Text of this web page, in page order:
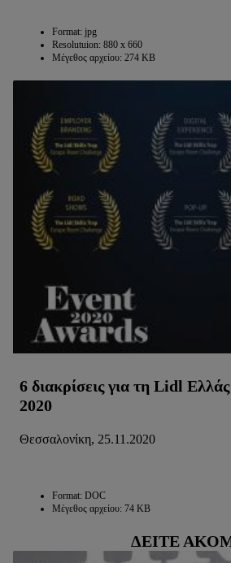
Format: jpg
Resolutuion: 880 x 660
Μέγεθος αρχείου: 274 KB
6 διακρίσεις για τη Lidl
2020
Θεσσαλονίκη, 25.11.2020
Format: DOC
Μέγεθος αρχείου: 74 KB
ΔΕΊΤΕ
εδώ.